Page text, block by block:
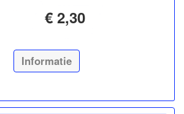
€ 2,30
Informatie